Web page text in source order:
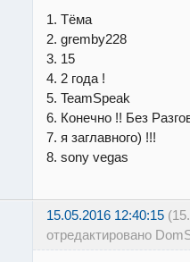
1. Тёма
2. gremby228
3. 15
4. 2 года !
5. TeamSpeak
6. Конечно !! Без
7. я заглавного) !!!
8. sony vegas
15.05.2016 12:40:15
отредактировано